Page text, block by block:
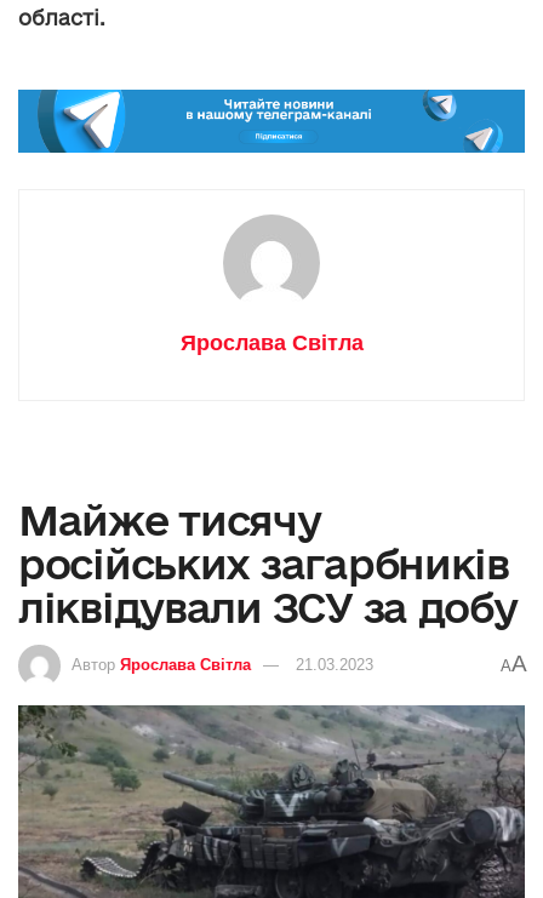
області.
Ярослава Світла
Майже тисячу
російських загарбників
ліквідували ЗСУ за добу
Автор Ярослава Світла 21.03.2023 AA